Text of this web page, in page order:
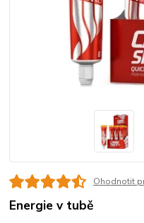
Ohodnotit
Energie v tubě